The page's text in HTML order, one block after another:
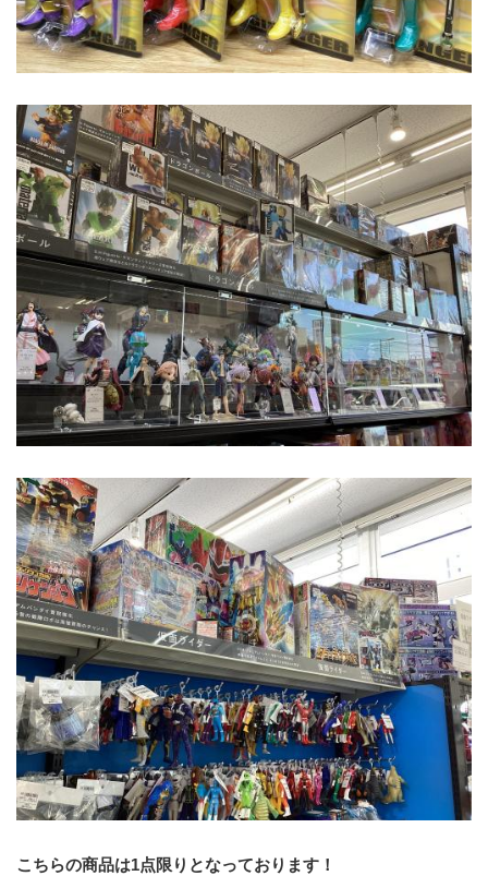
こちらの商品は1点限りとなっております！